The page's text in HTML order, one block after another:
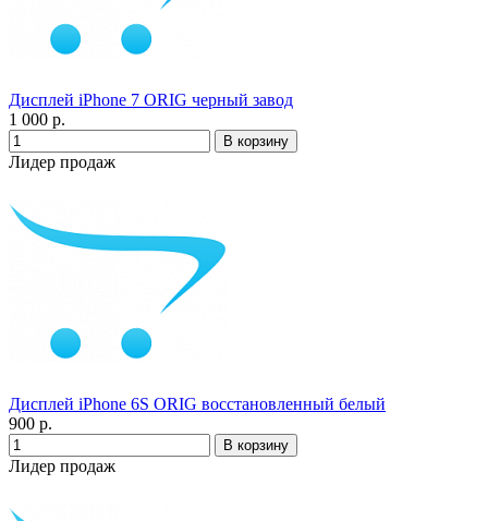
Дисплей iPhone 7 ORIG черный завод
1 000 р.
Лидер продаж
Дисплей iPhone 6S ORIG восстановленный белый
900 р.
Лидер продаж